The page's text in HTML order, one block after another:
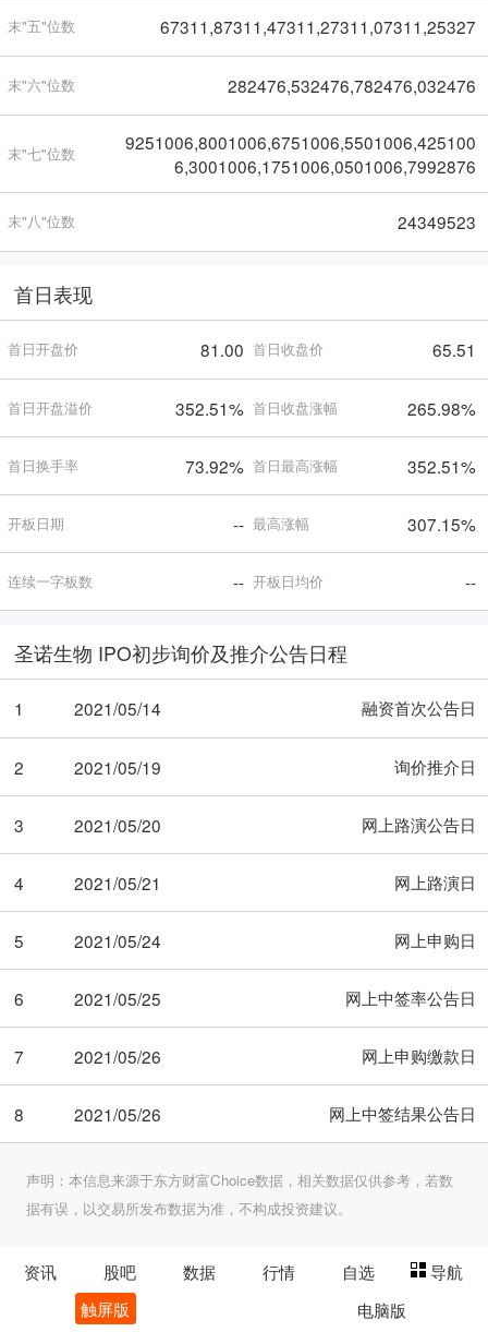
末"五"位数 67311,87311,47311,27311,07311,25327
末"六"位数 282476,532476,782476,032476
末"七"位数
9251006,8001006,6751006,5501006,425100
6,3001006,1751006,0501006,7992876
末"八"位数 24349523
首日表现
首日开盘价 81.00 首日收盘价 65.51
首日开盘溢价 352.51% 首日收盘涨幅 265.98%
首日换手率 73.92% 首日最高涨幅 352.51%
开板日期 -- 最高涨幅 307.15%
连续一字板数 -- 开板日均价 --
圣诺生物 IPO初步询价及推介公告日程
1 2021/05/14 融资首次公告日
2 2021/05/19 询价推介日
3 2021/05/20 网上路演公告日
4 2021/05/21 网上路演日
5 2021/05/24 网上申购日
6 2021/05/25 网上中签率公告日
7 2021/05/26 网上申购缴款日
8 2021/05/26 网上中签结果公告日
声明：本信息来源于东方财富Choice数据，相关数据仅供参考，若数
据有误，以交易所发布数据为准，不构成投资建议。
资讯 股吧 数据 行情 自选
导航
触屏版
电脑版